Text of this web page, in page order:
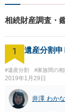
相続財産調査・
1 遺産分割
#遺産分割 #家族間の
2019年1月29日
井澤 わかな